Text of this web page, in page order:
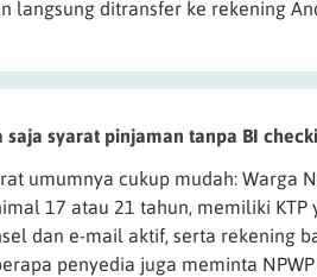
langsung ditransfer ke rekening
saja syarat pinjaman tanpa BI
umumnya cukup mudah: Warga
17 atau 21 tahun, memiliki
dan e-mail aktif, serta rekening
penyedia juga meminta